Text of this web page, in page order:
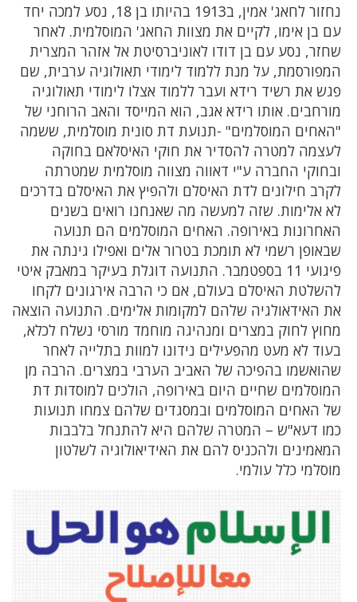
נחזור לחאג' אמין, ב1913 בהיותו בן 18, נסע למכה יחד
עם בן אימו, לקיים את מצוות החאג' המוסלמית. לאחר
שחזר, נסע עם בן דודו לאוניברסיטת אל אזהר המצרית
המפורסמת, על מנת ללמוד לימודי תאולוגיה ערבית, שם
פגש את רשיד רידא ועבר ללמוד אצלו לימודי תאולוגיה
מורחבים. אותו רידא אגב, הוא המייסד והאב הרוחני של
"האחים המוסלמים" -תנועת דת סונית מוסלמית, ששמה
לעצמה למטרה להסדיר את חוקי האיסלאם בחוקה
ובחוקי החברה ע"י דאווה מצווה מוסלמית שמטרתה
לקרב חילונים לדת האיסלם ולהפיץ את האיסלם בדרכים
לא אלימות. שזה למעשה מה שאנחנו רואים בשנים
האחרונות באירופה. האחים המוסלמים הם תנועה
שבאופן רשמי לא תומכת בטרור אלים ואפילו גינתה את
פיגועי 11 בספטמבר. התנועה דוגלת בעיקר במאבק איטי
להשלטת האיסלם בעולם, אם כי הרבה אירגונים לקחו
את האידאולגיה שלהם למקומות אלימים. התנועה הוצאה
מחוץ לחוק במצרים ומנהיגה מוחמד מורסי נשלח לכלא,
בעוד לא מעט מהפעילים נידונו למוות בתלייה לאחר
שהואשמו בהפיכה של האביב הערבי במצרים. הרבה מן
המוסלמים שחיים היום באירופה, הולכים למוסדות דת
של האחים המוסלמים ובמסגדים שלהם צמחו תנועות
כמו דעא"ש – המטרה שלהם היא להתנחל בלבבות
המאמינים ולהכניס להם את האידיאולוגיה לשלטון
מוסלמי כלל עולמי.